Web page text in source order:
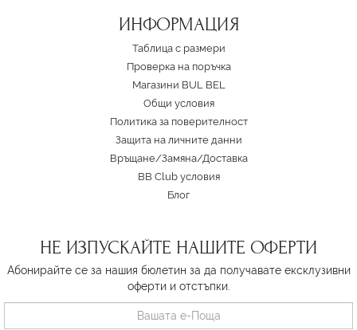
ИНФОРМАЦИЯ
Таблица с размери
Проверка на поръчка
Магазини BUL BEL
Oбщи условия
Политика за поверителност
Защита на личните данни
Връщане/Замяна/Доставка
BB Club условия
Блог
НЕ ИЗПУСКАЙТЕ НАШИТЕ ОФЕРТИ
Абонирайте се за нашия бюлетин за да получавате ексклузивни
оферти и отстъпки.